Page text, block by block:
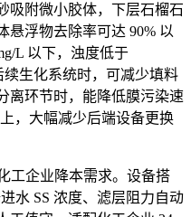
吸附微小胶体，下层石榴石
悬浮物去除率可达 90% 以
L 以下，浊度低于
生化系统时，可减少填料
离环节时，能降低膜污染速
，大幅减少后端设备更换
工企业降本需求。设备搭
水 SS 浓度、滤层阻力自动